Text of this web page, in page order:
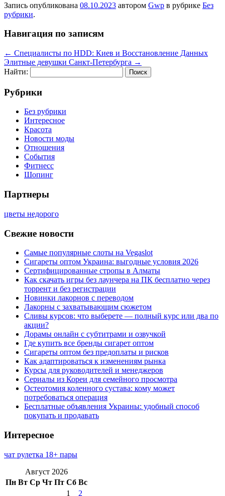
Запись опубликована 08.10.2023 автором Gwp в рубрике Без
рубрики.
Навигация по записям
← Специалисты по HDD: Киев и Восстановление Данных
Элитные девушки Санкт-Петербурга →
Найти:
Рубрики
Без рубрики
Интересное
Красота
Новости моды
Отношения
События
Фитнесс
Шопинг
Партнеры
цветы недорого
Свежие новости
Самые популярные слоты на Vegaslot
Сигареты оптом Украина: выгодные условия 2026
Сертифицированные стропы в Алматы
Как скачать игры без лаунчера на ПК бесплатно через
торрент и без регистрации
Новинки лакорнов с переводом
Лакорны с захватывающим сюжетом
Сливы курсов: что выберете — полный курс или два по
акции?
Дорамы онлайн с субтитрами и озвучкой
Где купить все бренды сигарет оптом
Сигареты оптом без предоплаты и рисков
Как адаптироваться к изменениям рынка
Курсы для руководителей и менеджеров
Сериалы из Кореи для семейного просмотра
Остеотомия коленного сустава: кому может
потребоваться операция
Бесплатные объявления Украины: удобный способ
покупать и продавать
Интересное
чат рулетка 18+ пары
Август 2026
Пн Вт Ср Чт Пт Сб Вс
1
2